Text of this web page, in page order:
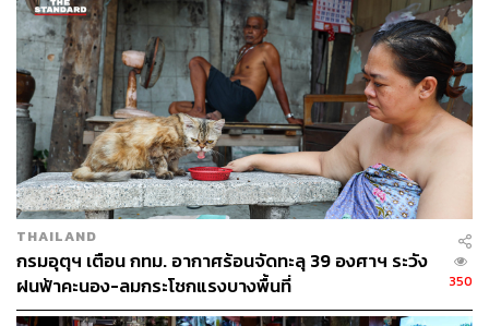
THAILAND
กรมอุตุฯ เตือน กทม. อากาศร้อนจัดทะลุ 39 องศาฯ ระวัง
ฝนฟ้าคะนอง-ลมกระโชกแรงบางพื้นที่
350